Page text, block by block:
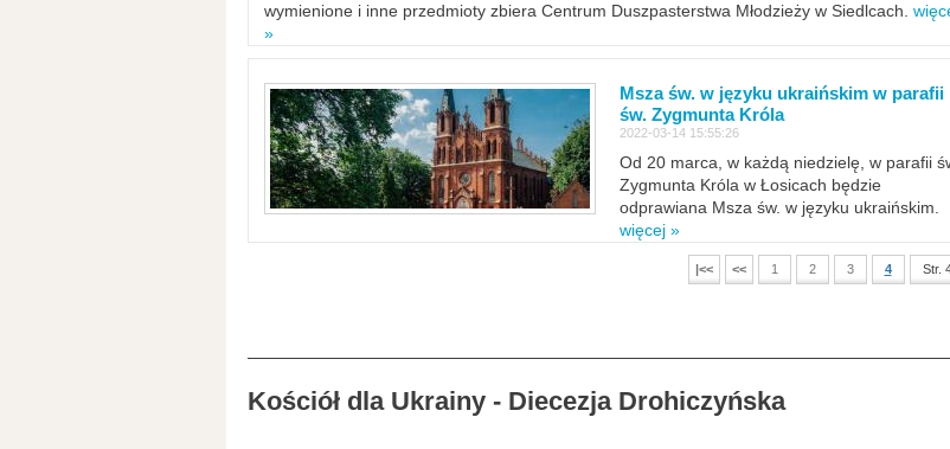
wymienione i inne przedmioty zbiera Centrum Duszpasterstwa Młodzieży w Siedlcach.
»
Msza św. w języku ukraińskim w parafii
św. Zygmunta Króla
2022-03-14 15:55:26
Od 20 marca, w każdą niedzielę, w parafii
Zygmunta Króla w Łosicach będzie
odprawiana Msza św. w języku ukraińskim.
więcej »
|<< << 1 2 3 4 Str.
Kościół dla Ukrainy - Diecezja Drohiczyńska